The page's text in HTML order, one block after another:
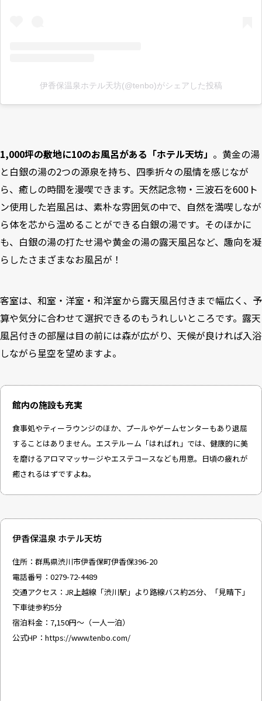
伊香保温泉ホテル天坊(@tenbo)がシェアした投稿
1,000坪の敷地に10のお風呂がある「ホテル天坊」 。黄金の湯
と白銀の湯の2つの源泉を持ち、四季折々の風情を感じなが
ら、癒しの時間を漫喫できます。天然記念物・三波石を600ト
ン使用した岩風呂は、素朴な雰囲気の中で、自然を満喫しなが
ら体を芯から温めることができる白銀の湯です。そのほかに
も、白銀の湯の打たせ湯や黄金の湯の露天風呂など、趣向を凝
らしたさまざまなお風呂が！
客室は、和室・洋室・和洋室から露天風呂付きまで幅広く、予
算や気分に合わせて選択できるのもうれしいところです。露天
風呂付きの部屋は目の前には森が広がり、天候が良ければ入浴
しながら星空を望めますよ。
館内の施設も充実
食事処やティーラウンジのほか、プールやゲームセンターもあり退屈
することはありません。エステルーム「はればれ」では、健康的に美
を磨けるアロママッサージやエステコースなども用意。日頃の疲れが
癒されるはずですよね。
伊香保温泉 ホテル天坊
住所：群馬県渋川市伊香保町伊香保396-20
電話番号：0279-72-4489
交通アクセス：JR上越線「渋川駅」より路線バス約25分、「見晴下」
下車徒歩約5分
宿泊料金：7,150円～（一人一泊）
公式HP： https://www.tenbo.com/